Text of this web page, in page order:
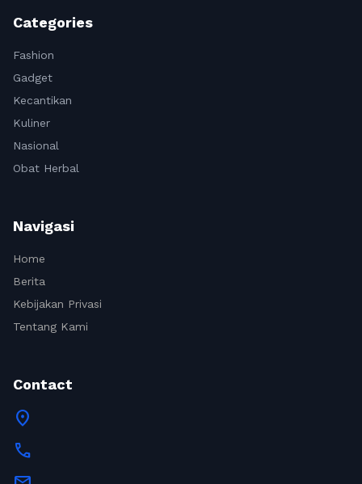
Categories
Fashion
Gadget
Kecantikan
Kuliner
Nasional
Obat Herbal
Navigasi
Home
Berita
Kebijakan Privasi
Tentang Kami
Contact
location_on
call